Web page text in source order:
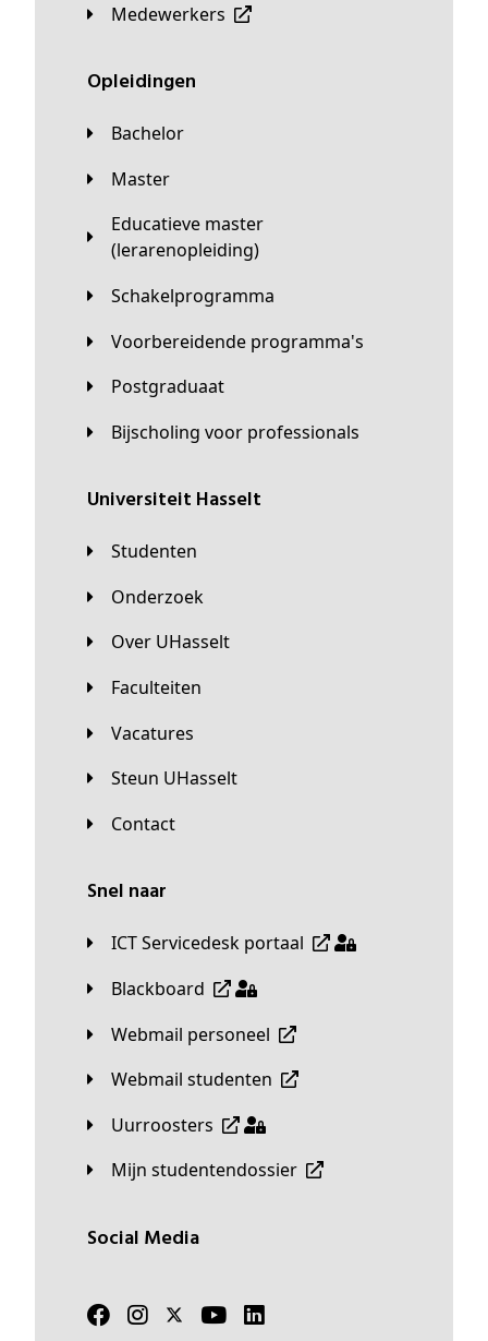
Medewerkers
Opleidingen
Bachelor
Master
Educatieve master
(lerarenopleiding)
Schakelprogramma
Voorbereidende programma's
Postgraduaat
Bijscholing voor professionals
universiteit Hasselt
Studenten
Onderzoek
Over UHasselt
Faculteiten
Vacatures
Steun UHasselt
Contact
Snel naar
ICT Servicedesk portaal
Blackboard
Webmail personeel
Webmail studenten
Uurroosters
Mijn studentendossier
Social Media